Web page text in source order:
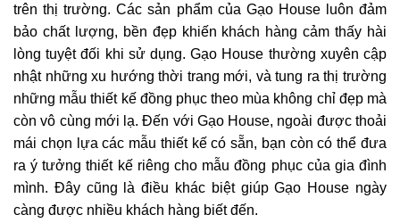
trên thị trường. Các sản phẩm của Gạo House luôn đảm
bảo chất lượng, bền đẹp khiến khách hàng cảm thấy hài
lòng tuyệt đối khi sử dụng. Gạo House thường xuyên cập
nhật những xu hướng thời trang mới, và tung ra thị trường
những mẫu thiết kế đồng phục theo mùa không chỉ đẹp mà
còn vô cùng mới lạ. Đến với Gạo House, ngoài được thoải
mái chọn lựa các mẫu thiết kế có sẵn, bạn còn có thể đưa
ra ý tưởng thiết kế riêng cho mẫu đồng phục của gia đình
mình. Đây cũng là điều khác biệt giúp Gạo House ngày
càng được nhiều khách hàng biết đến.